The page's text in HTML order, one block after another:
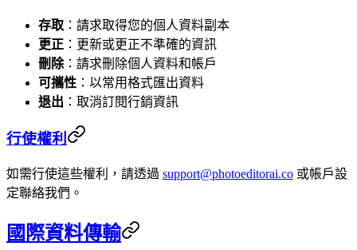
存取 ：請求取得您的個人資料副本
更正 ：更新或更正不準確的資訊
刪除：請求刪除個人資料和帳戶
可攜性 ：以常用格式匯出資料
退出 ：取消訂閱行銷資訊
行使權利
如需行使這些權利，請透過 support@photoeditorai.co 或帳戶設
定聯絡我們。
國際資料傳輸